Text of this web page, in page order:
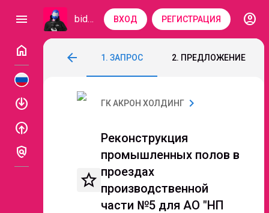
menu bidzaar ВХОД РЕГИСТРАЦИЯ
account_circle
home
enable
enable
policy
arrow_back
Реконструкция промышленных
1. ЗАПРОС 2. ПРЕДЛОЖЕНИЕ
ГК АКРОН ХОЛДИНГ chevron_right
star_border
Реконструкция
промышленных полов в
проездах
производственной
части №5 для АО "НП